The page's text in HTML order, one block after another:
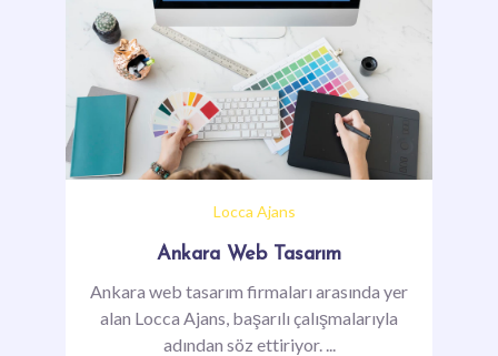
Locca Ajans
Ankara Web Tasarım
Ankara web tasarım firmaları arasında yer
alan Locca Ajans, başarılı çalışmalarıyla
adından söz ettiriyor. ...